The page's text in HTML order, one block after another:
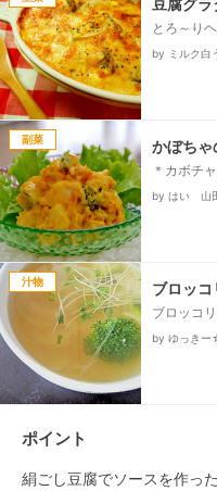
豆腐グラ
とろ～り
by ミルク白
副菜 かぼちゃ
＊カボチ
by はい 山
汁物 ブロッ
ブロッコ
by ゆっきー
ポイント
絹ごし豆腐でソースを作っ